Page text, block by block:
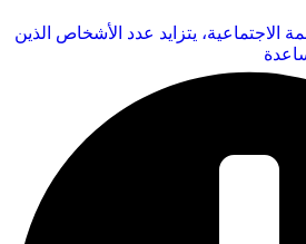
الاجتماعية، يتزايد عدد الأشخاص الذين